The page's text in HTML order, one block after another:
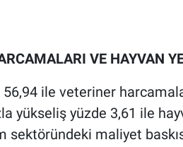
VE HAYVAN
56,94 ile veteriner
yükseliş yüzde 3,61 ile
sektöründeki maliyet